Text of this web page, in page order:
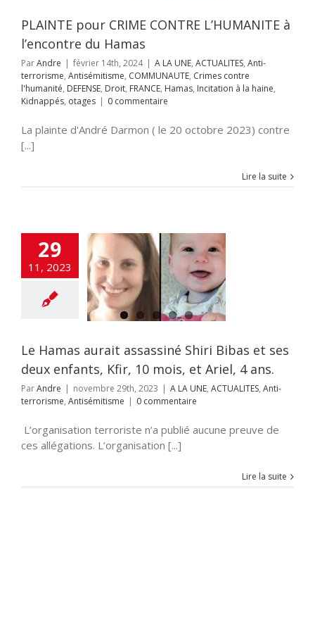
à la haine
otages
PLAINTE pour CRIME CONTRE L’HUMANITE à
l’encontre du Hamas
ParAndre | février 14th, 2024 | A LA UNE, ACTUALITES, Anti-
terrorisme, Antisémitisme, COMMUNAUTE, Crimes contre
l'humanité, DEFENSE, Droit, FRANCE, Hamas, Incitation à la haine,
Kidnappés, otages | 0 commentaire
La plainte d'André Darmon ( le 20 octobre 2023) contre
[...]
Lire la suite
29
11, 2023
aurait
Shiri Bibas et
enfants, Kfir,
et Ariel, 4 ans.
ACTUALITES
Le Hamas aurait assassiné Shiri Bibas et ses
deux enfants, Kfir, 10 mois, et Ariel, 4 ans.
ParAndre | novembre 29th, 2023 | A LA UNE, ACTUALITES, Anti-
terrorisme, Antisémitisme | 0 commentaire
L’organisation terroriste n’a publié aucune preuve de
ces allégations. L’organisation [...]
Lire la suite